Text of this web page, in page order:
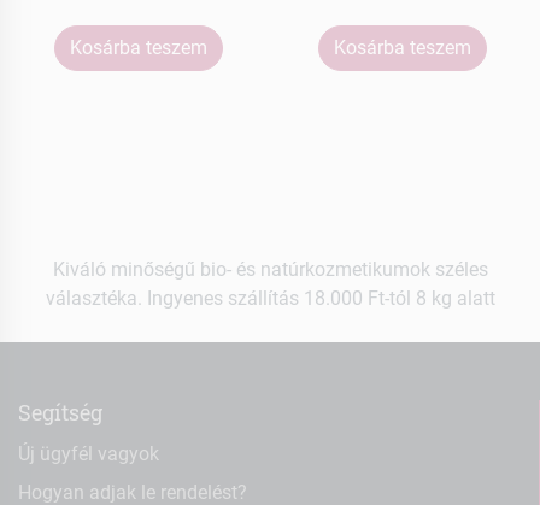
Kosárba teszem Kosárba teszem
Kiváló minőségű bio- és natúrkozmetikumok széles
választéka. Ingyenes szállítás 18.000 Ft-tól 8 kg alatt
Segítség
Új ügyfél vagyok
Hogyan adjak le rendelést?